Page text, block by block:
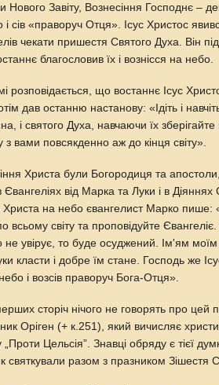
Нового Завіту, Вознесіння Господнє –
і сів «праворуч Отця». Ісус Христос
чекати пришестя Святого Духа. Він
благословив їх і вознісся на небо.
розповідається, що востаннє Ісус
дав останню настанову: «Ідіть і
і святого Духа, навчаючи їх
з вами повсякденно аж до кінця світу».
Христа були Богородиця та
Євангеліях від Марка та Луки і в
Христа на небо євангелист Марко пише:
всьому світу та проповідуйте
увірує, то буде осуджений. Ім'ям моїм
класти і добре їм стане. Господь же
і возсів праворуч Бога-Отця».
сторіч нічого не говорять про цей
Оріген (+ к.251), який вичисляє
„Проти Цельсія”. Знавці обряду є тієї
святкували разом з празником Зішестя